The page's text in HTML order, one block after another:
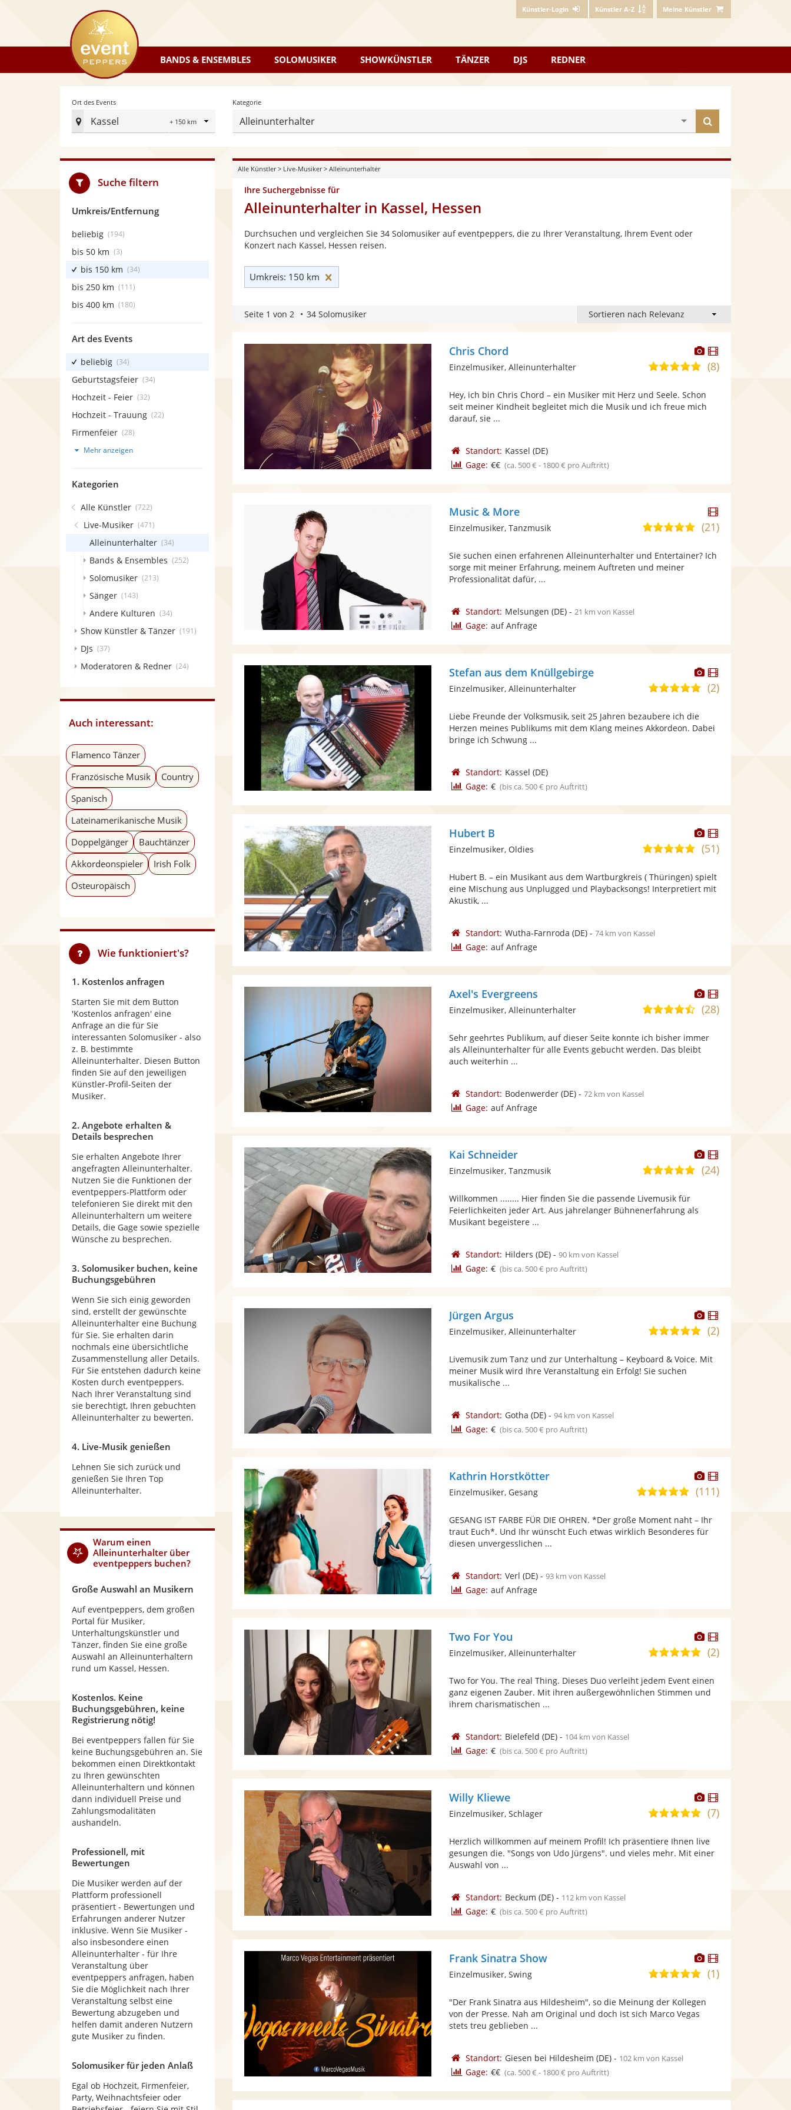
Künstler-Login Künstler A-Z Meine Künstler
eventpeppers
BANDS & ENSEMBLES SOLOMUSIKER SHOWKÜNSTLER TÄNZER DJS REDNER
Ort des Events
Kassel
Radius
Ort
Events
festlegen
Kategorie
Alleinunterhalter
finden
Alle Künstler> Live-Musiker> Alleinunterhalter
Ihre Suchergebnisse für
Alleinunterhalter in Kassel, Hessen
Durchsuchen und vergleichen Sie 34 Solomusiker auf eventpeppers, die zu Ihrer Veranstaltung, Ihrem Event oder
Konzert nach Kassel, Hessen reisen.
Umkreis: 150 km
Seite 1 von 2 34 Solomusiker
Dieser
Künstler
stellt
bereit.
Dieser
Künstler
Chris Chord
5,0
5
Sternen
(8)
Einzelmusiker, Alleinunterhalter
Hey, ich bin Chris Chord – ein Musiker mit Herz und Seele. Schon
seit meiner Kindheit begleitet mich die Musik und ich freue mich
darauf, sie ...
Standort: Kassel (DE)
Gage: €€ (ca. 500 € - 1800 € pro Auftritt)
Dieser
Künstler
Music & More
5,0
5
(21)
Einzelmusiker, Tanzmusik
Sie suchen einen erfahrenen Alleinunterhalter und Entertainer? Ich
sorge mit meiner Erfahrung, meinem Auftreten und meiner
Professionalität dafür, ...
Standort: Melsungen (DE)- 21 km von Kassel
Gage: auf Anfrage
Dieser
Künstler
stellt
bereit.
Dieser
Künstler
Stefan aus dem Knüllgebirge
5,0
Sternen
(2)
Einzelmusiker, Alleinunterhalter
Liebe Freunde der Volksmusik, seit 25 Jahren bezaubere ich die
Herzen meines Publikums mit dem Klang meines Akkordeon. Dabei
bringe ich Schwung ...
Standort: Kassel (DE)
Gage: € (bis ca. 500 € pro Auftritt)
Dieser
Künstler
stellt
Fotos
bereit.
Dieser
Künstler
Hubert B
5,0
5
Sternen
(51)
Einzelmusiker, Oldies
Hubert B. – ein Musikant aus dem Wartburgkreis ( Thüringen) spielt
eine Mischung aus Unplugged und Playbacksongs! Interpretiert mit
Akustik, ...
Standort: Wutha-Farnroda (DE)- 74 km von Kassel
Gage: auf Anfrage
Dieser
Künstler
stellt
bereit.
Dieser
Künstler
Axel's Evergreens
4,7
5
Sternen
(28)
Einzelmusiker, Alleinunterhalter
Sehr geehrtes Publikum, auf dieser Seite konnte ich bisher immer
als Alleinunterhalter für alle Events gebucht werden. Das bleibt
auch weiterhin ...
Standort: Bodenwerder(DE)- 72 km von Kassel
Gage: auf Anfrage
Dieser
Künstler
stellt
Dieser
Künstler
Kai Schneider
4,8
Sternen
(24)
Einzelmusiker, Tanzmusik
Willkommen ........ Hier finden Sie die passende Livemusik für
Feierlichkeiten jeder Art. Aus jahrelanger Bühnenerfahrung als
Musikant begeistere ...
Standort: Hilders (DE)- 90 km von Kassel
Gage: € (bis ca. 500 € pro Auftritt)
Dieser
Künstler
stellt
Fotos
bereit.
Dieser
Künstler
Jürgen Argus
5,0
5
(2)
Einzelmusiker, Alleinunterhalter
Livemusik zum Tanz und zur Unterhaltung – Keyboard & Voice. Mit
meiner Musik wird Ihre Veranstaltung ein Erfolg! Sie suchen
musikalische ...
Standort: Gotha (DE)- 94 km von Kassel
Gage: € (bis ca. 500 € pro Auftritt)
Dieser
Künstler
stellt
bereit.
Dieser
Künstler
Kathrin Horstkötter
5,0
5
Sternen
(111)
Einzelmusiker, Gesang
GESANG IST FARBE FÜR DIE OHREN. *Der große Moment naht – Ihr
traut Euch*. Und Ihr wünscht Euch etwas wirklich Besonderes für
diesen unvergesslichen ...
Standort: Verl (DE)- 93 km von Kassel
Gage: auf Anfrage
Dieser
Künstler
stellt
bereit.
Dieser
Künstler
Two For You
5,0
5
Sternen
(2)
Einzelmusiker, Alleinunterhalter
Two for You. The real Thing. Dieses Duo verleiht jedem Event einen
ganz eigenen Zauber. Mit ihren außergewöhnlichen Stimmen und
ihrem charismatischen ...
Standort: Bielefeld (DE)- 104 km von Kassel
Gage: € (bis ca. 500 € pro Auftritt)
Dieser
Künstler
stellt
bereit.
Dieser
Künstler
Willy Kliewe
4,8
5
Sternen
(7)
Einzelmusiker, Schlager
Herzlich willkommen auf meinem Profil! Ich präsentiere Ihnen live
gesungen die. "Songs von Udo Jürgens". und vieles mehr. Mit einer
Auswahl von ...
Standort: Beckum (DE)- 112 km von Kassel
Gage: € (bis ca. 500 € pro Auftritt)
Dieser
Künstler
stellt
bereit.
Dieser
Künstler
Frank Sinatra Show
5,0
5
(1)
Einzelmusiker, Swing
"Der Frank Sinatra aus Hildesheim", so die Meinung der Kollegen
von der Presse. Nah am Original und doch ist sich Marco Vegas
stets treu geblieben ...
Standort: Giesen bei Hildesheim (DE)- 102 km von Kassel
Gage: €€ (ca. 500 € - 1800 € pro Auftritt)
Suche filtern
Umkreis/Entfernung
beliebig (194)
bis 50 km (3)
bis 150 km (34)
bis 250 km (111)
bis 400 km (180)
Art des Events
beliebig (34)
Geburtstagsfeier (34)
Hochzeit - Feier (32)
Hochzeit - Trauung (22)
Firmenfeier (28)
Mehr anzeigen
Kategorien
Alle Künstler (722)
Live-Musiker (471)
Alleinunterhalter (34)
Bands & Ensembles (252)
Solomusiker (213)
Sänger (143)
Andere Kulturen (34)
Show Künstler & Tänzer (191)
DJs (37)
Moderatoren & Redner (24)
Auch interessant:
Flamenco Tänzer
Französische Musik
Country
Spanisch
Lateinamerikanische Musik
Doppelgänger
Bauchtänzer
Akkordeonspieler
Irish Folk
Osteuropäisch
Wie funktioniert's?
1. Kostenlos anfragen
Starten Sie mit dem Button
'Kostenlos anfragen' eine
Anfrage an die für Sie
interessanten Solomusiker - also
z. B. bestimmte
Alleinunterhalter. Diesen Button
finden Sie auf den jeweiligen
Künstler-Profil-Seiten der
Musiker.
2. Angebote erhalten &
Details besprechen
Sie erhalten Angebote Ihrer
angefragten Alleinunterhalter.
Nutzen Sie die Funktionen der
eventpeppers-Plattform oder
telefonieren Sie direkt mit den
Alleinunterhaltern um weitere
Details, die Gage sowie spezielle
Wünsche zu besprechen.
3. Solomusiker buchen, keine
Buchungsgebühren
Wenn Sie sich einig geworden
sind, erstellt der gewünschte
Alleinunterhalter eine Buchung
für Sie. Sie erhalten darin
nochmals eine übersichtliche
Zusammenstellung aller Details.
Für Sie entstehen dadurch keine
Kosten durch eventpeppers.
Nach Ihrer Veranstaltung sind
sie berechtigt, Ihren gebuchten
Alleinunterhalter zu bewerten.
4. Live-Musik genießen
Lehnen Sie sich zurück und
genießen Sie Ihren Top
Alleinunterhalter.
Warum einen
Alleinunterhalterüber
eventpeppers buchen?
Große Auswahl an Musikern
Auf eventpeppers, dem großen
Portal für Musiker,
Unterhaltungskünstler und
Tänzer, finden Sie eine große
Auswahl an Alleinunterhaltern
rund um Kassel, Hessen.
Kostenlos. Keine
Buchungsgebühren, keine
Registrierung nötig!
Bei eventpeppers fallen für Sie
keine Buchungsgebühren an. Sie
bekommen einen Direktkontakt
zu Ihren gewünschten
Alleinunterhaltern und können
dann individuell Preise und
Zahlungsmodalitäten
aushandeln.
Professionell, mit
Bewertungen
Die Musiker werden auf der
Plattform professionell
präsentiert - Bewertungen und
Erfahrungen anderer Nutzer
inklusive. Wenn Sie Musiker -
also insbesondere einen
Alleinunterhalter - für Ihre
Veranstaltung über
eventpeppers anfragen, haben
Sie die Möglichkeit nach Ihrer
Veranstaltung selbst eine
Bewertung abzugeben und
helfen damit anderen Nutzern
gute Musiker zu finden.
Solomusiker für jeden Anlaß
Egal ob Hochzeit, Firmenfeier,
Party, Weihnachtsfeier oder